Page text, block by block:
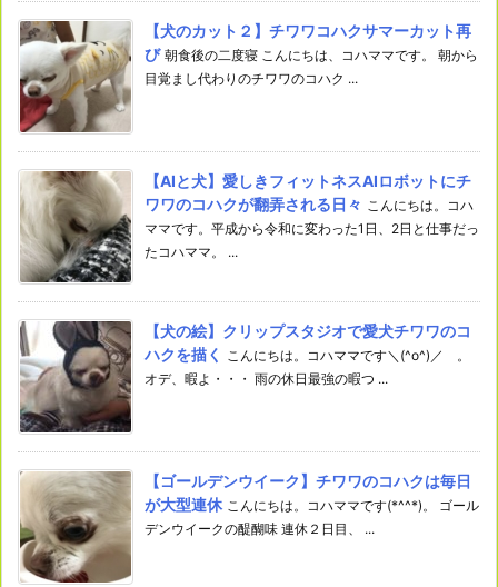
【犬のカット２】チワワコハクサマーカット再
び 朝食後の二度寝 こんにちは、コハママです。 朝から
目覚まし代わりのチワワのコハク ...
【AIと犬】愛しきフィットネスAIロボットにチ
ワワのコハクが翻弄される日々 こんにちは。コハ
ママです。平成から令和に変わった1日、2日と仕事だっ
たコハママ。 ...
【犬の絵】クリップスタジオで愛犬チワワのコ
ハクを描く
こんにちは。コハママです＼(^o^)／ 。
オデ、暇よ・・・ 雨の休日最強の暇つ ...
【ゴールデンウイーク】チワワのコハクは毎日
が大型連休 こんにちは。コハママです(*^^*)。 ゴール
デンウイークの醍醐味 連休２日目、 ...